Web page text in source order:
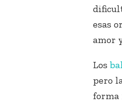
esas
amor
Los
pero
forma